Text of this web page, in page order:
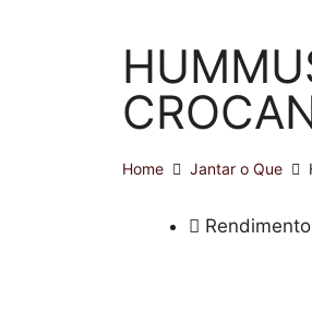
Home Jantar o Que